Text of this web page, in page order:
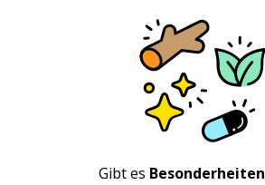
Gibt es Besonderheiten